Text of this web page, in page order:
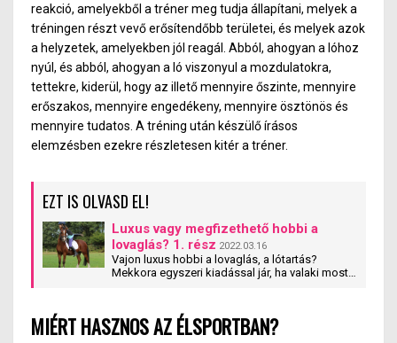
reakció, amelyekből a tréner meg tudja állapítani, melyek a
tréningen részt vevő erősítendőbb területei, és melyek azok
a helyzetek, amelyekben jól reagál. Abból, ahogyan a lóhoz
nyúl, és abból, ahogyan a ló viszonyul a mozdulatokra,
tettekre, kiderül, hogy az illető mennyire őszinte, mennyire
erőszakos, mennyire engedékeny, mennyire ösztönös és
mennyire tudatos. A tréning után készülő írásos
elemzésben ezekre részletesen kitér a tréner.
EZT IS OLVASD EL!
Luxus vagy megfizethető hobbi a
lovaglás? 1. rész 2022.03.16
Vajon luxus hobbi a lovaglás, a lótartás?
Mekkora egyszeri kiadással jár, ha valaki most
MIÉRT HASZNOS AZ ÉLSPORTBAN?